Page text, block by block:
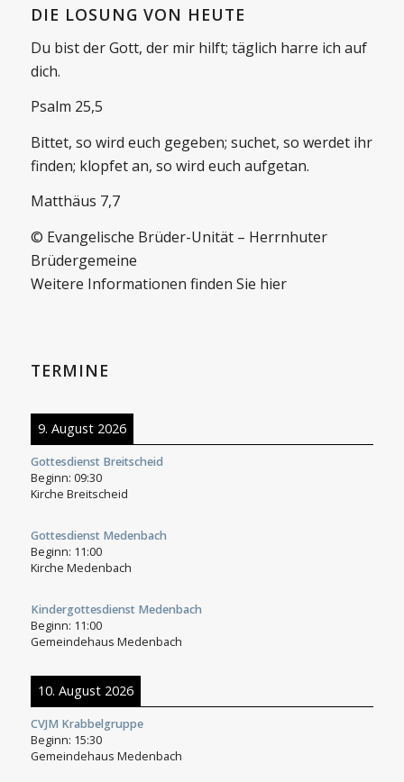
DIE LOSUNG VON HEUTE
Du bist der Gott, der mir hilft; täglich harre ich auf
dich.
Psalm 25,5
Bittet, so wird euch gegeben; suchet, so werdet ihr
finden; klopfet an, so wird euch aufgetan.
Matthäus 7,7
© Evangelische Brüder-Unität – Herrnhuter
Brüdergemeine
Weitere Informationen finden Sie hier
TERMINE
9. August 2026
Gottesdienst Breitscheid
Beginn: 09:30
Kirche Breitscheid
Gottesdienst Medenbach
Beginn: 11:00
Kirche Medenbach
Kindergottesdienst Medenbach
Beginn: 11:00
Gemeindehaus Medenbach
10. August 2026
CVJM Krabbelgruppe
Beginn: 15:30
Gemeindehaus Medenbach